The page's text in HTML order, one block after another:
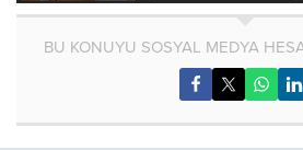
BU KONUYU SOSYAL MEDYA